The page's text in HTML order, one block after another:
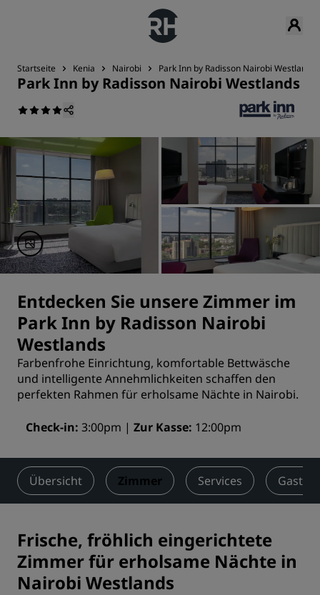
Startseite Kenia Nairobi Park Inn by Radisson Nairobi Westlands
Park Inn by Radisson Nairobi Westlands
Entdecken Sie unsere Zimmer im
Park Inn by Radisson Nairobi
Westlands
Farbenfrohe Einrichtung, komfortable Bettwäsche
und intelligente Annehmlichkeiten schaffen den
perfekten Rahmen für erholsame Nächte in Nairobi.
Check-in 3:00pm Zur Kasse 12:00pm
Übersicht Zimmer Services
Frische, fröhlich eingerichtete
Zimmer für erholsame Nächte in
Nairobi Westlands